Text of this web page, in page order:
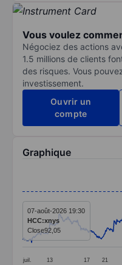
Vous voulez
Négociez des actions
1.5 millions de clients
des risques. Vous
investissement.
Ouvrir un
compte
Graphique
Line chart with 299
The chart has 1 X
The chart has 1 Y
juil. 13 17 21
07-août-2026 19:30
HCC:xnys
Close92,05